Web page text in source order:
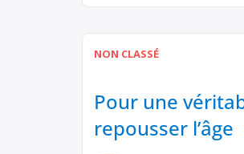
NON CLASSÉ
Pour une
repousser l’âge